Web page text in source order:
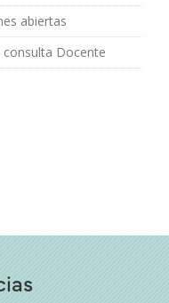
abiertas
Docente